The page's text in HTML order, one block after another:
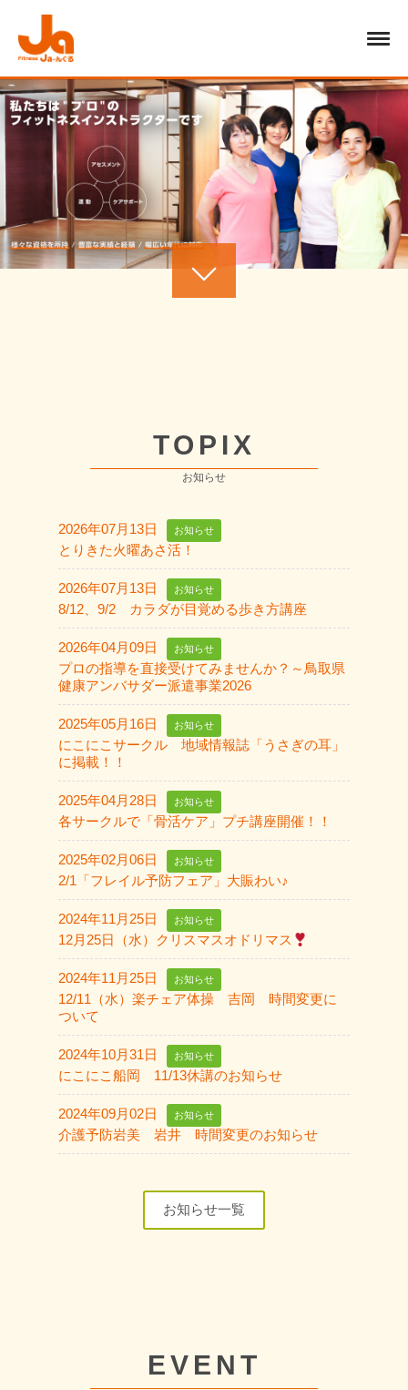
TOPIX
お知らせ
2026年07月13日 お知らせ
とりきた火曜あさ活！
2026年07月13日 お知らせ
8/12、9/2 カラダが目覚める歩き方講座
2026年04月09日 お知らせ
プロの指導を直接受けてみませんか？～鳥取県
健康アンバサダー派遣事業2026
2025年05月16日 お知らせ
にこにこサークル 地域情報誌「うさぎの耳」
に掲載！！
2025年04月28日 お知らせ
各サークルで「骨活ケア」プチ講座開催！！
2025年02月06日 お知らせ
2/1「フレイル予防フェア」大賑わい♪
2024年11月25日 お知らせ
12月25日（水）クリスマスオドリマス
2024年11月25日 お知らせ
12/11（水）楽チェア体操 吉岡 時間変更に
ついて
2024年10月31日 お知らせ
にこにこ船岡 11/13休講のお知らせ
2024年09月02日 お知らせ
介護予防岩美 岩井 時間変更のお知らせ
お知らせ一覧
EVENT